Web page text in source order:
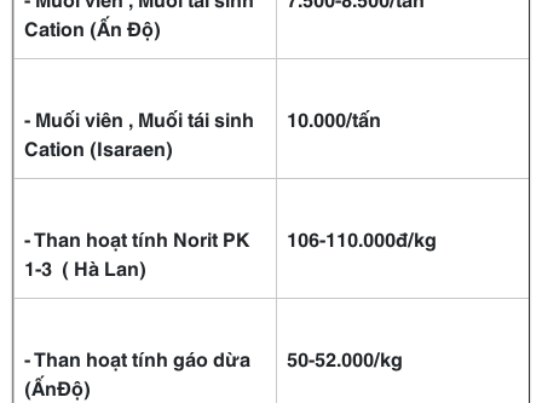
Cation (Ấn Độ)
- Muối viên , Muối tái sinh
Cation (Isaraen)
10.000/tấn
- Than hoạt tính Norit PK
1-3 ( Hà Lan)
106-110.000đ/kg
- Than hoạt tính gáo dừa
(ẤnĐộ)
50-52.000/kg